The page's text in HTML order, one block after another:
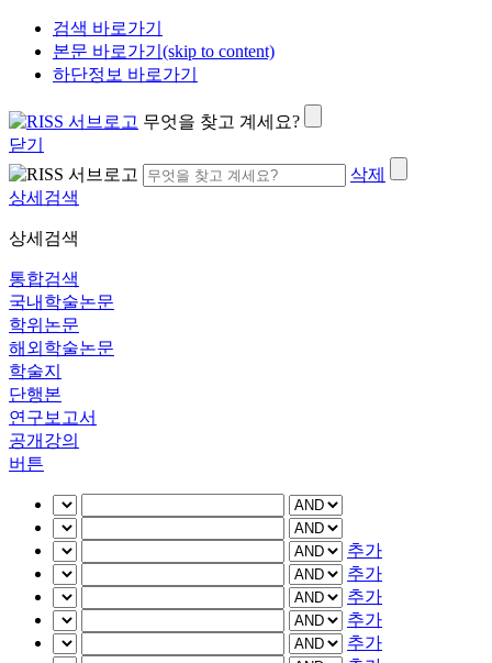
검색 바로가기
본문 바로가기(skip to content)
하단정보 바로가기
무엇을 찾고 계세요?
닫기
삭제
상세검색
상세검색
통합검색
국내학술논문
학위논문
해외학술논문
학술지
단행본
연구보고서
공개강의
버튼
추가
추가
추가
추가
추가